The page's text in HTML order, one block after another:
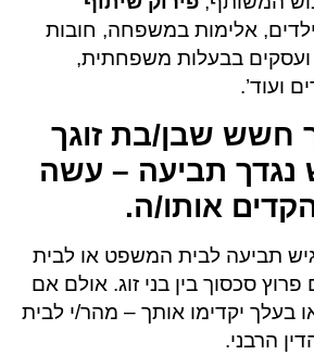
ילדים, אלימות במשפחה, חובות
בבעלות משפחתית,
ועוד’.
חשש שבן/בת זוגך
נגדך תביעה – עשה
אותו/ה.
תביעה לבית המשפט או לבית
פרוץ סכסוך בין בני זוג. אולם אם
בעלך יקדימו אותך – מהר/י לבית
הרבני.